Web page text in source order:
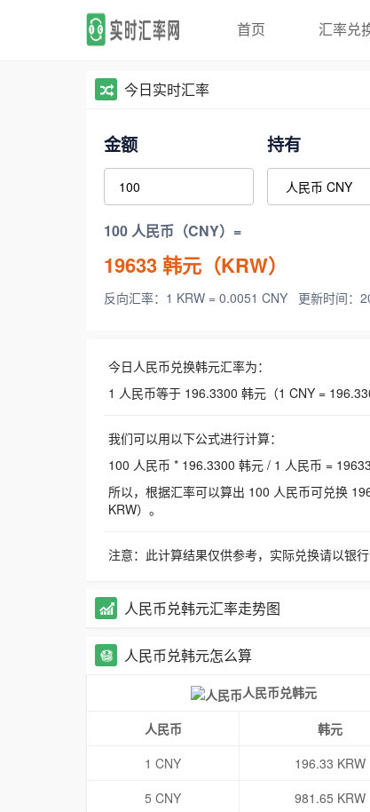
首页 汇率兑
今日实时汇率
金额 持有
100 人民币（CNY）=
19633韩元（KRW）
反向汇率：1 KRW = 0.0051 CNY 更新时间：
今日人民币兑换韩元汇率为：
1 人民币等于 196.3300 韩元（1 CNY =
我们可以用以下公式进行计算：
100 人民币 * 196.3300 韩元 / 1 人民币 =
所以，根据汇率可以算出 100 人民币可兑换
KRW）。
注意：此计算结果仅供参考，实际兑换请以银行
人民币兑韩元汇率走势图
人民币兑韩元怎么算
人民币兑韩元
人民币 韩元
1 CNY
196.33 KRW
5 CNY
981.65 KRW